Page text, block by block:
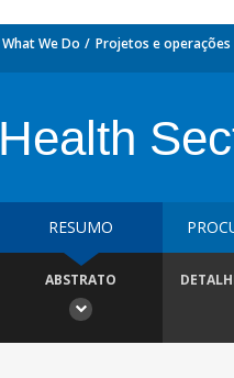
What We Do Projetos e operações
Health
RESUMO
ABSTRATO